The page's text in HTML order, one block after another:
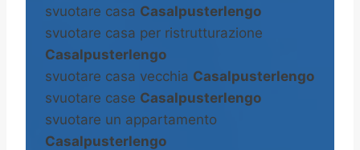
svuotare casa Casalpusterlengo
svuotare casa per ristrutturazione
Casalpusterlengo
svuotare casa vecchia Casalpusterlengo
svuotare case Casalpusterlengo
svuotare un appartamento
Casalpusterlengo